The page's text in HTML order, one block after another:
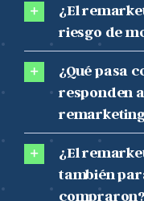
¿El
riesgo de
¿Qué pasa
responden
¿El
también
compraron?